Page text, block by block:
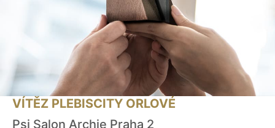
VÍTĚZ PLEBISCITY ORLOVÉ
Psi Salon Archie Praha 2